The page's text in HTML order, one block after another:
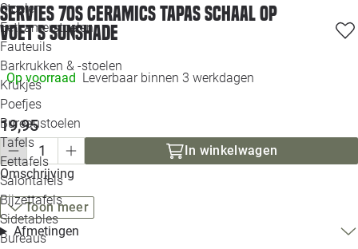
Stoelen
Eetkamerstoelen
Fauteuils
Barkrukken & -stoelen
Krukjes
Poefjes
Bureaustoelen
Tafels
Eettafels
Salontafels
Bijzettafels
Sidetables
Bureaus
Servies 70s ceramics tapas schaal op
voet S sunshade
Op voorraad Leverbaar binnen 3 werkdagen
19,95
In winkelwagen
Omschrijving
Toon meer
Afmetingen